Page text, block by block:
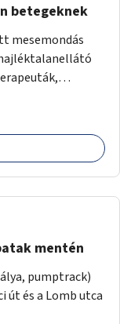
betegeknek
mesemondás
mentén
pumptrack)
út és a Lomb utca